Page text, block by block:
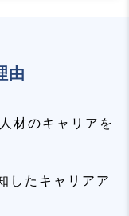
由
材のキャリアを
したキャリアア